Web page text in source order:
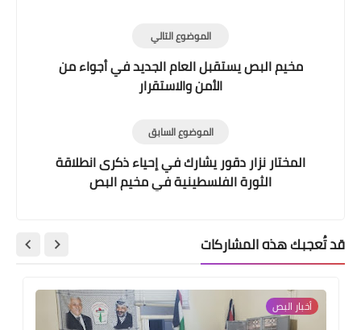
الموضوع التالي
مخيم البص يستقبل العام الجديد في أجواء من
الأمن والاستقرار
الموضوع السابق
المختار نزار دقور يشارك في إحياء ذكرى انطلاقة
الثورة الفلسطينية في مخيم البص
قد تُعجبك هذه المشاركات
أخبار ‏البص